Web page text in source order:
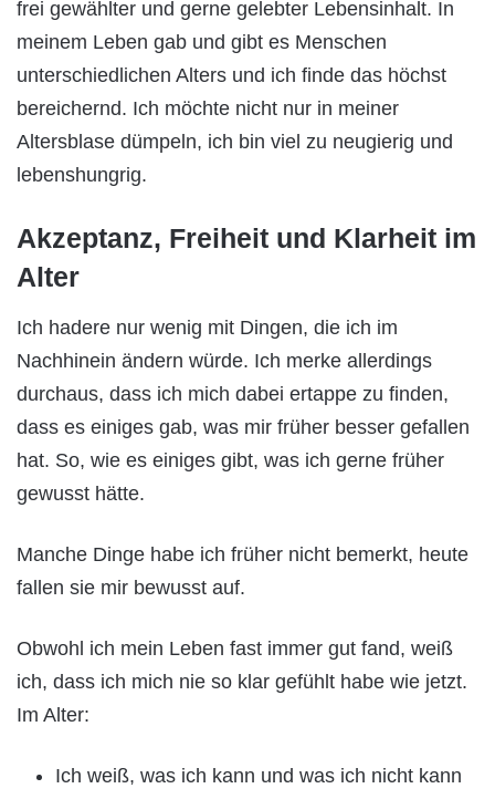
frei gewählter und gerne gelebter Lebensinhalt. In
meinem Leben gab und gibt es Menschen
unterschiedlichen Alters und ich finde das höchst
bereichernd. Ich möchte nicht nur in meiner
Altersblase dümpeln, ich bin viel zu neugierig und
lebenshungrig.
Akzeptanz, Freiheit und Klarheit im
Alter
Ich hadere nur wenig mit Dingen, die ich im
Nachhinein ändern würde. Ich merke allerdings
durchaus, dass ich mich dabei ertappe zu finden,
dass es einiges gab, was mir früher besser gefallen
hat. So, wie es einiges gibt, was ich gerne früher
gewusst hätte.
Manche Dinge habe ich früher nicht bemerkt, heute
fallen sie mir bewusst auf.
Obwohl ich mein Leben fast immer gut fand, weiß
ich, dass ich mich nie so klar gefühlt habe wie jetzt.
Im Alter:
Ich weiß, was ich kann und was ich nicht kann